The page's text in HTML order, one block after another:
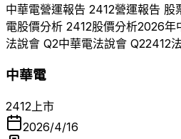
中華電營運報告 2412營運報告 股
電股價分析 2412股價分析2026年
法說會 Q2中華電法說會 Q22412
中華電
2412上市
2026/4/16